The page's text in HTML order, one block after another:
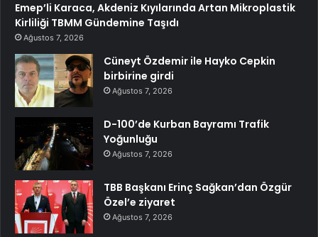
Emep’li Karaca, Akdeniz Kıyılarında Artan Mikroplastik
Kirliliği TBMM Gündemine Taşıdı
Ağustos 7, 2026
Cüneyt Özdemir ile Hayko Cepkin
birbirine girdi
Ağustos 7, 2026
D-100’de Kurban Bayramı Trafik
Yoğunluğu
Ağustos 7, 2026
TBB Başkanı Erinç Sağkan’dan Özgür
Özel’e ziyaret
Ağustos 7, 2026